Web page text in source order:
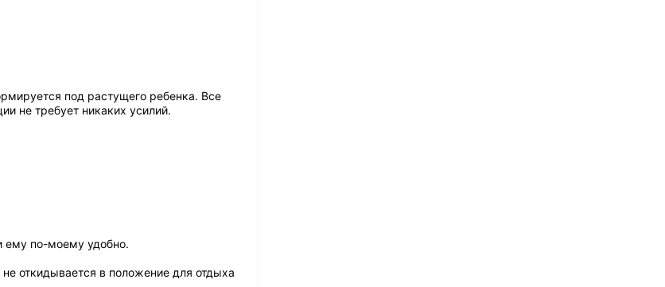
под растущего ребенка. Все
не требует никаких усилий.
ему по-моему удобно.
откидывается в положение для отдыха